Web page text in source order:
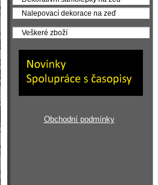
Nalepovací dekorace na zeď
Veškeré zboží
Obchodní podmínky